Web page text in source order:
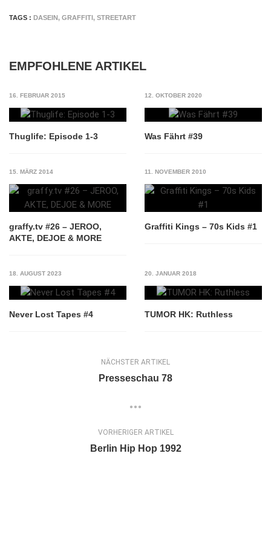
TAGS : DASEIN, GRAFFITI, STREETART
EMPFOHLENE ARTIKEL
16. FEBRUAR 2015
Thuglife: Episode 1-3
12. OKTOBER 2020
Was Fährt #39
15. MÄRZ 2014
graffy.tv #26 – JEROO,
AKTE, DEJOE & MORE
11. NOVEMBER 2010
Graffiti Kings – 70s Kids #1
18. AUGUST 2023
Never Lost Tapes #4
20. JANUAR 2018
TUMOR HK: Ruthless
NÄCHSTER ARTIKEL
Presseschau 78
VORHERIGER ARTIKEL
Berlin Hip Hop 1992